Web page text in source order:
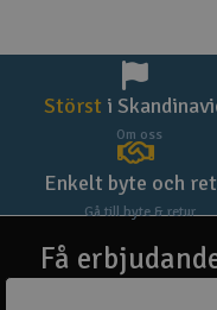
Störst i
Om oss
Enkelt byte och
Gå till byte & retur
Få